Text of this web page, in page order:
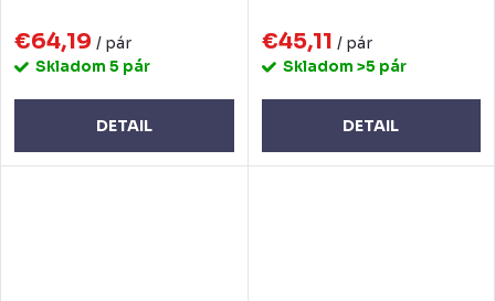
€64,19 / pár
Skladom 5 pár
DETAIL
€45,11 / pár
Skladom >5 pár
DETAIL